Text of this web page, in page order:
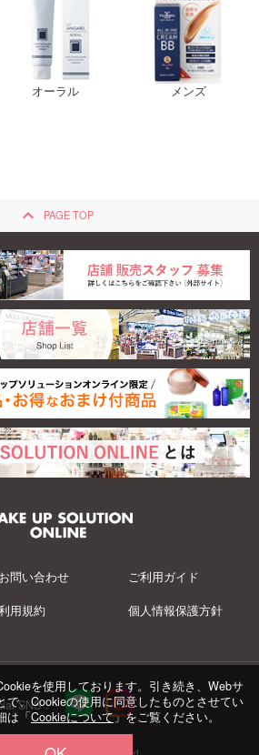
オーラル メンズ
keyboard_arrow_up PAGE TOP
お問い合わせ ご利用ガイド
用規約 個人情報保護方針
SNS：
を使用しております。引き続き、Webサ
で、Cookieの使用に同意したものとさせてい
は「Cookieについて」をご覧ください。